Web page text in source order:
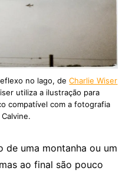
no lago, deCharlie Wiser
utiliza a ilustração para
compatível com a fotografia
de uma montanha ou um
ao final são pouco